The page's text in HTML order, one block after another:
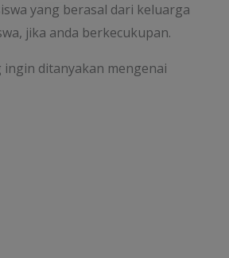
yang berasal dari keluarga
jika anda berkecukupan.
ingin ditanyakan mengenai